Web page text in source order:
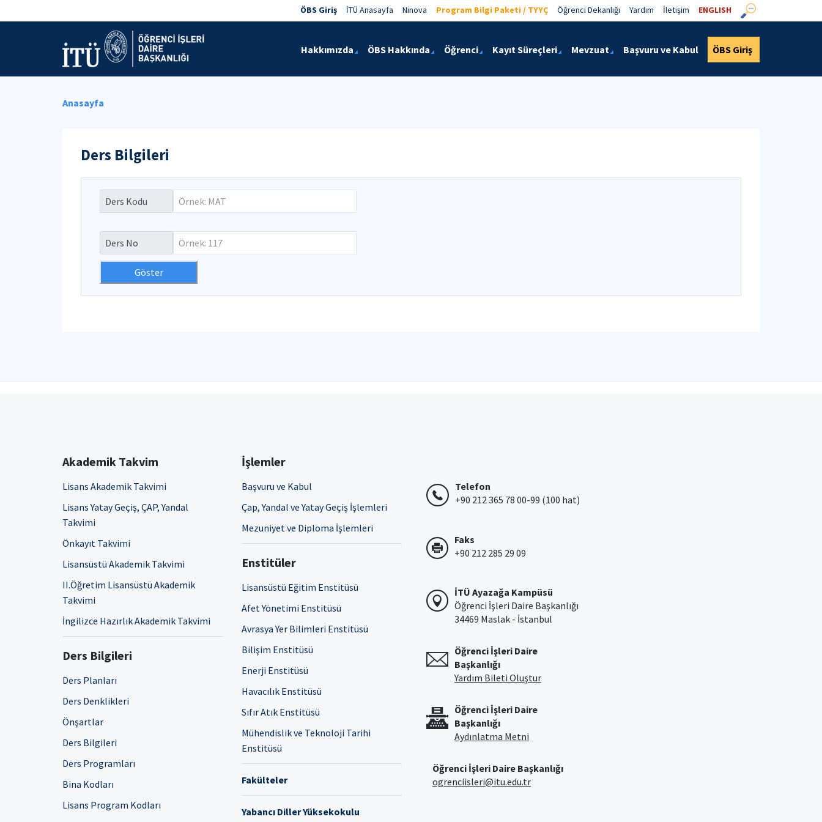
ÖBS Giriş İTÜ Anasayfa Ninova Program Bilgi Paketi / TYYÇ Öğrenci Dekanlığı Yardım İletişim ENGLISH
Hakkımızda ÖBS Hakkında Öğrenci Kayıt Süreçleri Mevzuat Başvuru ve Kabul ÖBS Giriş
Anasayfa
Ders Bilgileri
Ders Kodu
Ders No
Akademik Takvim
Lisans Akademik Takvimi
Lisans Yatay Geçiş, ÇAP, Yandal
Takvimi
Önkayıt Takvimi
Lisansüstü Akademik Takvimi
II.Öğretim Lisansüstü Akademik
Takvimi
İngilizce Hazırlık Akademik Takvimi
Ders Bilgileri
Ders Planları
Ders Denklikleri
Önşartlar
Ders Bilgileri
Ders Programları
Bina Kodları
Lisans Program Kodları
İşlemler
Başvuru ve Kabul
Çap, Yandal ve Yatay Geçiş İşlemleri
Mezuniyet ve Diploma İşlemleri
Enstitüler
Lisansüstü Eğitim Enstitüsü
Afet Yönetimi Enstitüsü
Avrasya Yer Bilimleri Enstitüsü
Bilişim Enstitüsü
Enerji Enstitüsü
Havacılık Enstitüsü
Sıfır Atık Enstitüsü
Mühendislik ve Teknoloji Tarihi
Enstitüsü
Fakülteler
Yabancı Diller Yüksekokulu
Telefon
+90 212 365 78 00-99 (100 hat)
Faks
+90 212 285 29 09
İTÜ Ayazağa Kampüsü
Öğrenci İşleri Daire Başkanlığı
34469 Maslak - İstanbul
Öğrenci İşleri Daire
Başkanlığı
Yardım Bileti Oluştur
Öğrenci İşleri Daire
Başkanlığı
Aydınlatma Metni
Öğrenci İşleri Daire Başkanlığı
ogrenciisleri@itu.edu.tr